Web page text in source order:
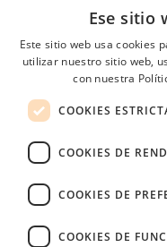
Acceso empresas
Contraseña
Recordarme
Conectarse
Registro gratuito
Ese sitio
Este sitio web usa cookies
utilizar nuestro sitio web,
con nuestra
COOKIES
COOKIES DE
COOKIES DE
COOKIES DE